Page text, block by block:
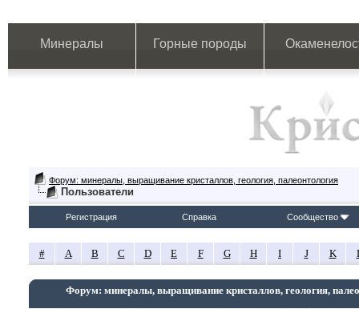
Минералы Горные породы
Форум: минералы, выращивание кристаллов, геология, палеонтология
Пользователи
Регистрация Справка Сообщество
# A B C D E F G H I J K
Форум: минералы, выращивание кристаллов, геология,